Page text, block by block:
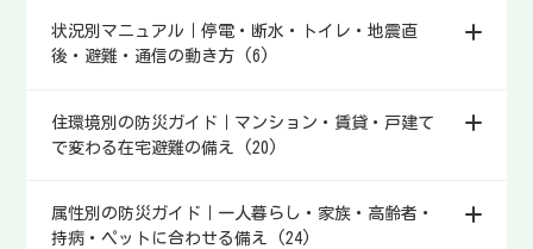
状況別マニュアル｜停電・断水・トイレ・地震直
後・避難・通信の動き方 (6)
住環境別の防災ガイド｜マンション・賃貸・戸建て
で変わる在宅避難の備え (20)
属性別の防災ガイド｜一人暮らし・家族・高齢者・
持病・ペットに合わせる備え (24)